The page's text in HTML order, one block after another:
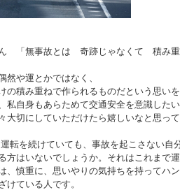
ん 「無事故とは 奇跡じゃなくて 積み
然や運とかではなく、
の積み重ねで作られるものだという思い
私自身もあらためて交通安全を意識した
大切にしていただけたら嬉しいなと思っ
転を続けていても、事故を起こさない自
方はいないでしょうか。それはこれまで
、慎重に、思いやりの気持ちを持ってハ
けている人です。